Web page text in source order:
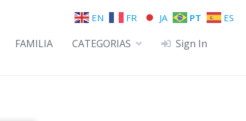
FAMILIA CATEGORIAS Sign In
EN FR JA PT ES